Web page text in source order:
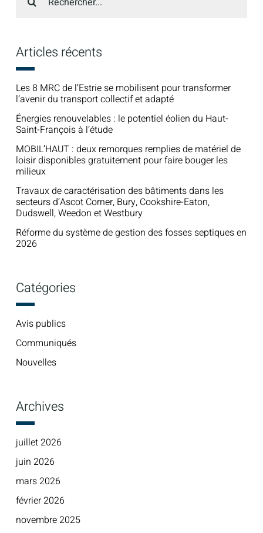
sur
:
Articles récents
Les 8 MRC de l’Estrie se mobilisent pour transformer
l’avenir du transport collectif et adapté
Énergies renouvelables : le potentiel éolien du Haut-
Saint-François à l’étude
MOBIL’HAUT : deux remorques remplies de matériel de
loisir disponibles gratuitement pour faire bouger les
milieux
Travaux de caractérisation des bâtiments dans les
secteurs d’Ascot Corner, Bury, Cookshire-Eaton,
Dudswell, Weedon et Westbury
Réforme du système de gestion des fosses septiques en
2026
Catégories
Avis publics
Communiqués
Nouvelles
Archives
juillet 2026
juin 2026
mars 2026
février 2026
novembre 2025